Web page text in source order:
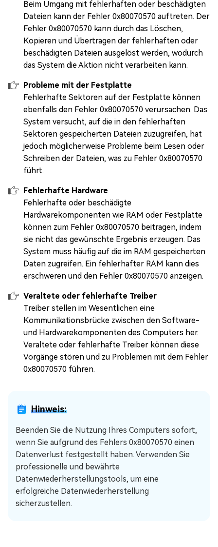
Beim Umgang mit fehlerhaften oder beschädigten
Dateien kann der Fehler 0x80070570 auftreten. Der
Fehler 0x80070570 kann durch das Löschen,
Kopieren und Übertragen der fehlerhaften oder
beschädigten Dateien ausgelöst werden, wodurch
das System die Aktion nicht verarbeiten kann.
Probleme mit der Festplatte
Fehlerhafte Sektoren auf der Festplatte können
ebenfalls den Fehler 0x80070570 verursachen. Das
System versucht, auf die in den fehlerhaften
Sektoren gespeicherten Dateien zuzugreifen, hat
jedoch möglicherweise Probleme beim Lesen oder
Schreiben der Dateien, was zu Fehler 0x80070570
führt.
Fehlerhafte Hardware
Fehlerhafte oder beschädigte
Hardwarekomponenten wie RAM oder Festplatte
können zum Fehler 0x80070570 beitragen, indem
sie nicht das gewünschte Ergebnis erzeugen. Das
System muss häufig auf die im RAM gespeicherten
Daten zugreifen. Ein fehlerhafter RAM kann dies
erschweren und den Fehler 0x80070570 anzeigen.
Veraltete oder fehlerhafte Treiber
Treiber stellen im Wesentlichen eine
Kommunikationsbrücke zwischen den Software-
und Hardwarekomponenten des Computers her.
Veraltete oder fehlerhafte Treiber können diese
Vorgänge stören und zu Problemen mit dem Fehler
0x80070570 führen.
Hinweis:
Beenden Sie die Nutzung Ihres Computers sofort,
wenn Sie aufgrund des Fehlers 0x80070570 einen
Datenverlust festgestellt haben. Verwenden Sie
professionelle und bewährte
Datenwiederherstellungstools, um eine
erfolgreiche Datenwiederherstellung
sicherzustellen.